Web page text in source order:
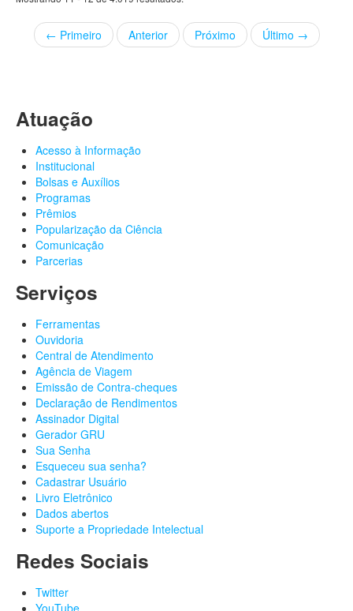
← Primeiro Anterior Próximo Último →
Atuação
Acesso à Informação
Institucional
Bolsas e Auxílios
Programas
Prêmios
Popularização da Ciência
Comunicação
Parcerias
Serviços
Ferramentas
Ouvidoria
Central de Atendimento
Agência de Viagem
Emissão de Contra-cheques
Declaração de Rendimentos
Assinador Digital
Gerador GRU
Sua Senha
Esqueceu sua senha?
Cadastrar Usuário
Livro Eletrônico
Dados abertos
Suporte a Propriedade Intelectual
Redes Sociais
Twitter
YouTube